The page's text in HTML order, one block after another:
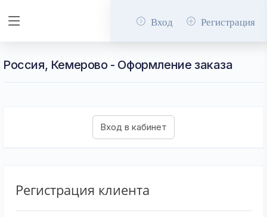
Вход Регистрация
Россия, Кемерово - Оформление заказа
Регистрация клиента